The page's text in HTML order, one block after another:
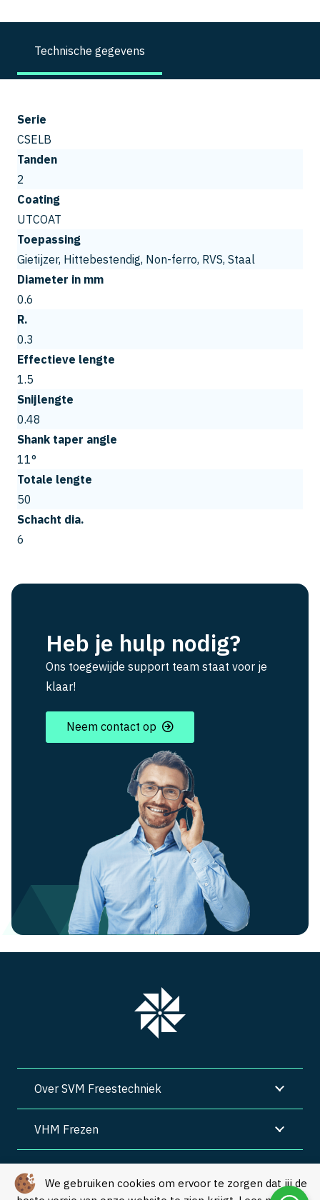
We gebruiken cookies om ervoor te zorgen dat jij de
Technische gegevens
Serie
CSELB
Tanden
2
Coating
UTCOAT
Toepassing
Gietijzer, Hittebestendig, Non-ferro, RVS, Staal
Diameter in mm
0.6
R.
0.3
Effectieve lengte
1.5
Snijlengte
0.48
Shank taper angle
11°
Totale lengte
50
Schacht dia.
6
Heb je hulp nodig?
Ons toegewijde support team staat voor je
klaar!
Neem contact op
Over SVM Freestechniek
VHM Frezen